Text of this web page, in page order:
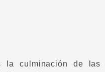
la culminación de las